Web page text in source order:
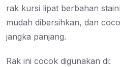
rak kursi lipat berbahan
mudah dibersihkan, dan
jangka panjang.
Rak ini cocok digunakan di: